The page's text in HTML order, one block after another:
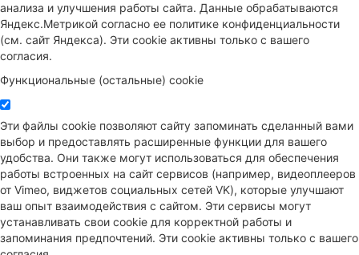
анализа и улучшения работы сайта. Данные обрабатываются
Яндекс.Метрикой согласно ее политике конфиденциальности
(см. сайт Яндекса). Эти cookie активны только с вашего
согласия.
Функциональные (остальные) cookie
Эти файлы cookie позволяют сайту запоминать сделанный вами
выбор и предоставлять расширенные функции для вашего
удобства. Они также могут использоваться для обеспечения
работы встроенных на сайт сервисов (например, видеоплееров
от Vimeo, виджетов социальных сетей VK), которые улучшают
ваш опыт взаимодействия с сайтом. Эти сервисы могут
устанавливать свои cookie для корректной работы и
запоминания предпочтений. Эти cookie активны только с вашего